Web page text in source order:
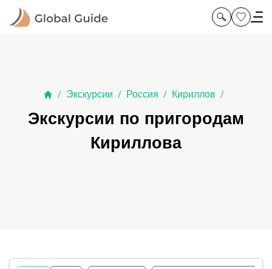
/ Экскурсии / Россия / Кириллов /
Экскурсии по пригородам
Кириллова